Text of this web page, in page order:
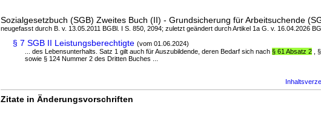
Sozialgesetzbuch (SGB) Zweites Buch (II) - Grundsicherung für Arbeitsuchende
neugefasst durch B. v. 13.05.2011 BGBl. I S. 850, 2094; zuletzt geändert durch Artikel 1a G. v. 16.04.2026
§ 7 SGB II Leistungsberechtigte (vom 01.06.2024)
... des Lebensunterhalts. Satz 1 gilt auch für Auszubildende, deren Bedarf sich nach § 61 Absatz 2 ,
sowie § 124 Nummer 2 des Dritten Buches ...
Zitate in Änderungsvorschriften